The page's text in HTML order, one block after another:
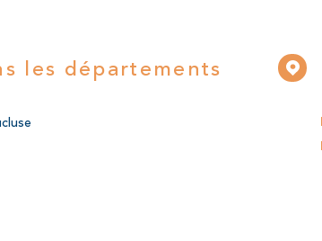
les départements